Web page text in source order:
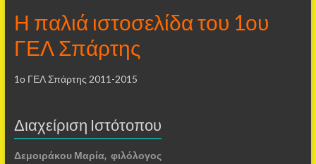
Η παλιά ιστοσελίδα του 1ου
ΓΕΛ Σπάρτης
1ο ΓΕΛ Σπάρτης 2011-2015
Διαχείριση Ιστότοπου
Δεμοιράκου Μαρία, φιλόλογος